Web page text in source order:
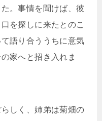
。事情を聞けば、彼
を探しに来たとのこ
語り合ううちに意気
家へと招き入れま
しく、姉弟は菊畑の